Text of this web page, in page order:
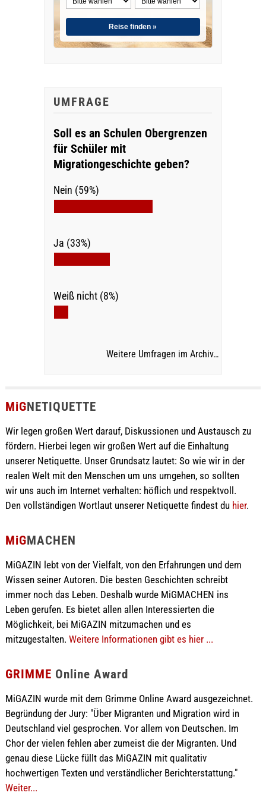
Reise finden »
UMFRAGE
Soll es an Schulen Obergrenzen
für Schüler mit
Migrationgeschichte geben?
Nein (59%)
Ja (33%)
Weiß nicht (8%)
Weitere Umfragen im Archiv…
MiGNETIQUETTE
Wir legen großen Wert darauf, Diskussionen und Austausch zu
fördern. Hierbei legen wir großen Wert auf die Einhaltung
unserer Netiquette. Unser Grundsatz lautet: So wie wir in der
realen Welt mit den Menschen um uns umgehen, so sollten
wir uns auch im Internet verhalten: höflich und respektvoll.
Den vollständigen Wortlaut unserer Netiquette findest du hier.
MiGMACHEN
MiGAZIN lebt von der Vielfalt, von den Erfahrungen und dem
Wissen seiner Autoren. Die besten Geschichten schreibt
immer noch das Leben. Deshalb wurde MiGMACHEN ins
Leben gerufen. Es bietet allen allen Interessierten die
Möglichkeit, bei MiGAZIN mitzumachen und es
mitzugestalten. Weitere Informationen gibt es hier ...
GRIMME Online Award
MiGAZIN wurde mit dem Grimme Online Award ausgezeichnet.
Begründung der Jury: "Über Migranten und Migration wird in
Deutschland viel gesprochen. Vor allem von Deutschen. Im
Chor der vielen fehlen aber zumeist die der Migranten. Und
genau diese Lücke füllt das MiGAZIN mit qualitativ
hochwertigen Texten und verständlicher Berichterstattung."
Weiter...